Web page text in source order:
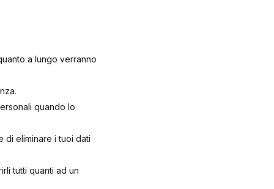
a lungo verranno
quando lo
di eliminare i tuoi dati
tutti quanti ad un